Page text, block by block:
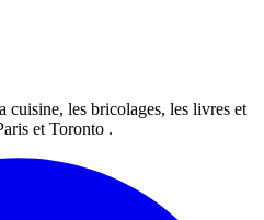
les bricolages, les livres et
et Toronto .